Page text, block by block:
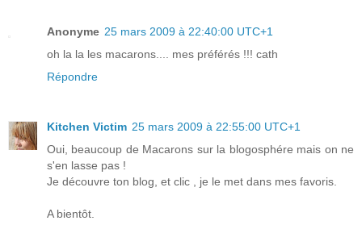
Anonyme 25 mars 2009 à 22:40:00 UTC+1
oh la la les macarons.... mes préférés !!! cath
Répondre
Kitchen Victim 25 mars 2009 à 22:55:00 UTC+1
Oui, beaucoup de Macarons sur la blogosphére mais on ne
s'en lasse pas !
Je découvre ton blog, et clic , je le met dans mes favoris.
A bientôt.